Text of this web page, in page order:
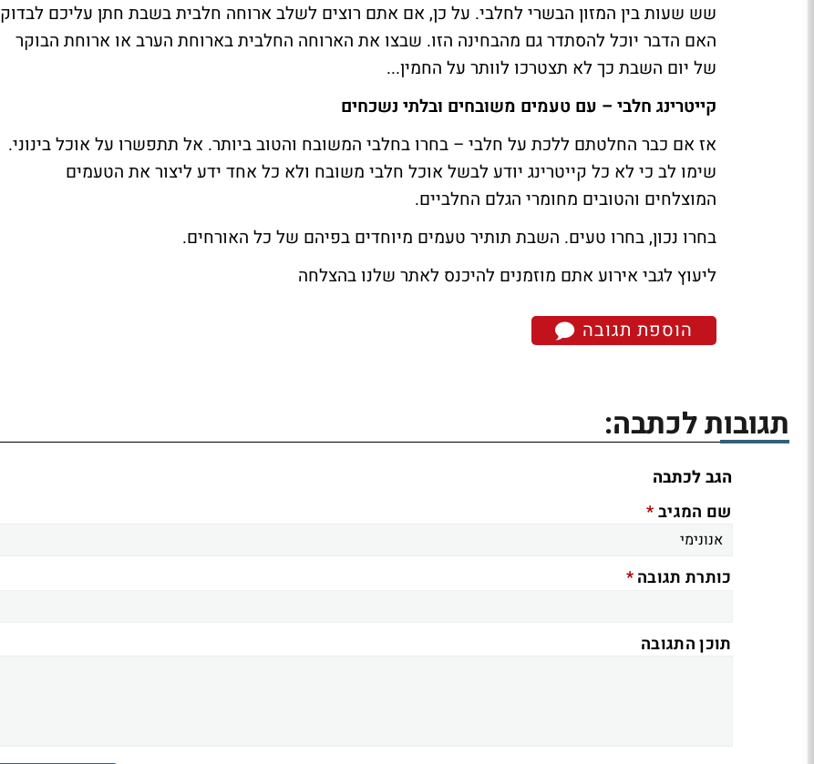
שש שעות בין המזון הבשרי לחלבי. על כן, אם אתם רוצים לשלב ארוחה חלבית בשבת חתן עליכם לבדוק
האם הדבר יוכל להסתדר גם מהבחינה הזו. שבצו את הארוחה החלבית בארוחת הערב או ארוחת הבוקר
של יום השבת כך לא תצטרכו לוותר על החמין...
קייטרינג חלבי – עם טעמים משובחים ובלתי נשכחים
אז אם כבר החלטתם ללכת על חלבי – בחרו בחלבי המשובח והטוב ביותר. אל תתפשרו על אוכל בינוני.
שימו לב כי לא כל קייטרינג יודע לבשל אוכל חלבי משובח ולא כל אחד ידע ליצור את הטעמים
המוצלחים והטובים מחומרי הגלם החלביים.
בחרו נכון, בחרו טעים. השבת תותיר טעמים מיוחדים בפיהם של כל האורחים.
ליעוץ לגבי אירוע אתם מוזמנים להיכנס לאתר שלנו בהצלחה
הוספת תגובה
תגובות לכתבה:
הגב לכתבה
שם המגיב*
כותרת תגובה*
תוכן התגובה